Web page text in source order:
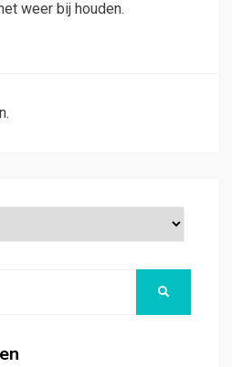
weer bij houden.